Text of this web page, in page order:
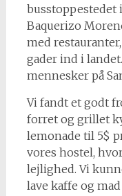
busstoppestedet
Baquerizo
med
gader ind i
mennesker på
Vi fandt et godt
forret og grillet
lemonade til 5$
vores hostel,
lejlighed. Vi
lave kaffe og